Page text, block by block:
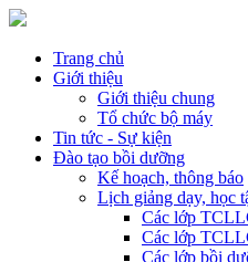
Trang chủ
Giới thiệu
Giới thiệu chung
Tổ chức bộ máy
Tin tức - Sự kiện
Đào tạo bồi dưỡng
Kế hoạch, thông báo
Lịch giảng dạy, học
Các lớp
Các lớp
Các lớp bồi